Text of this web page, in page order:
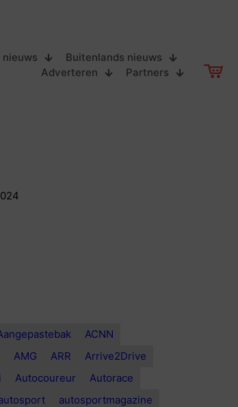
nieuws
Buitenlands nieuws
Adverteren
Partners
ACNN
AMG ARR
Arrive2Drive
Autocoureur
Autorace
autosportmagazine